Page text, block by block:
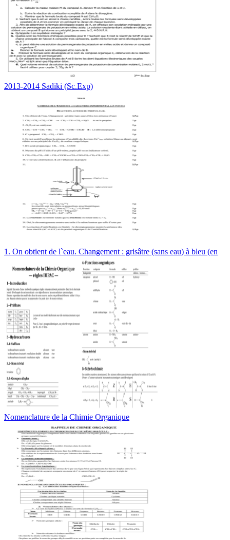
2013-2014 Sadiki (Sc.Exp)
1. On obtient de l`eau. Changement : grisâtre (sans eau) à bleu (en
Nomenclature de la Chimie Organique